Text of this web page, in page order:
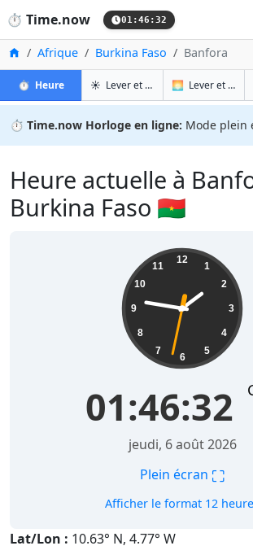
⏱️ Time.now 01:46:33
Accueil
Afrique Burkina Faso Banfora
⏱️ Heureà Banfora
☀️ Lever et coucher du soleil à
🌅 Lever et coucher du soleil demain
⏱️ Time.now Horloge en ligne: Mode plein
Heure actuelle à
Burkina Faso 🇧🇫
12
1
2
3
4
5
6
7
8
9
10
11
01:46:33
jeudi, 6 août 2026
Plein écran ⛶
Afficher le format 12
Lat/Lon : 10.63° N, 4.77° W